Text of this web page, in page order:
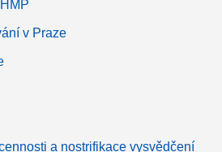
v Praze
a nostrifikace vysvědčení